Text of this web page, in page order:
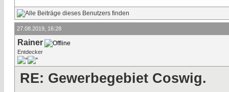
27.08.2019, 16:28
Rainer
Entdecker
RE: Gewerbegebiet Coswig.